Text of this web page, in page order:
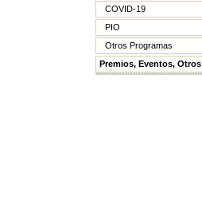
COVID-19
PIO
Otros Programas
Premios, Eventos, Otros